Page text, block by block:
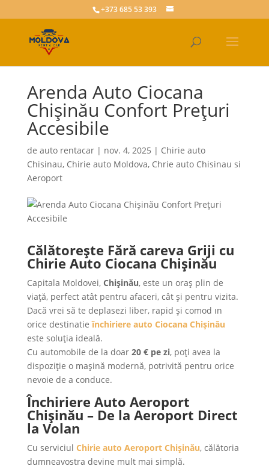
+373 685 53 393
Arenda Auto Ciocana
Chișinău Confort Prețuri
Accesibile
de auto rentacar| nov. 4, 2025 | Chirie auto
Chisinau, Chirie auto Moldova, Chrie auto Chisinau si
Aeroport
Călătorește Fără careva Griji cu
Chirie Auto Ciocana Chișinău
Capitala Moldovei, Chișinău, este un oraș plin de
viață, perfect atât pentru afaceri, cât și pentru vizita.
Dacă vrei să te deplasezi liber, rapid și comod ın
orice destinatieînchiriere auto Ciocana Chișinău
este soluția ideală.
Cu automobile de la doar 20 € pe zi, poți avea la
dispoziție o mașină modernă, potrivită pentru orice
nevoie de a conduce.
Închiriere Auto Aeroport
Chișinău – De la Aeroport Direct
la Volan
Cu serviciul Chirie auto Aeroport Chișinău, călătoria
dumneavostra devine mult mai simplă.